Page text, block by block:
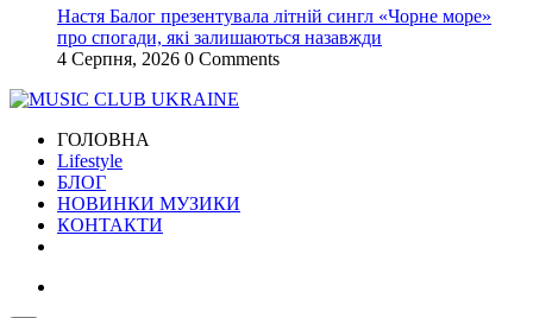
Настя Балог презентувала літній сингл «Чорне море»
про спогади, які залишаються назавжди
4 Серпня, 2026 0 Comments
ГОЛОВНА
Lifestyle
БЛОГ
НОВИНКИ МУЗИКИ
КОНТАКТИ